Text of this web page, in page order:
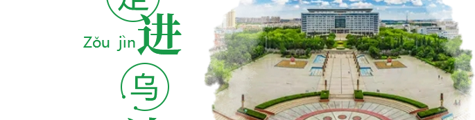
个人服务 法人服务 部门服务
个人服务
特色专区